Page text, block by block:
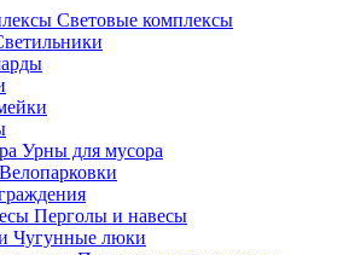
Световые комплексы
Урны для мусора
Велопарковки
Перголы и навесы
Чугунные люки